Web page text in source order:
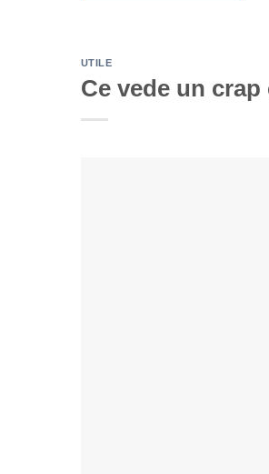
UTILE
Ce vede un